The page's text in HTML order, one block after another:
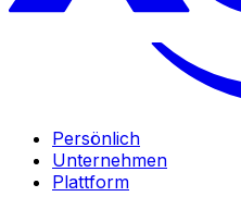
Persönlich
Unternehmen
Plattform